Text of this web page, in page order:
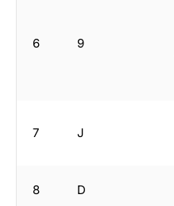
6 9
7 J
8 D